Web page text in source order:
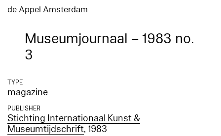
de Appel Amsterdam
Museumjournaal – 1983 no.
3
TYPE
magazine
PUBLISHER
Stichting Internationaal Kunst &
Museumtijdschrift, 1983